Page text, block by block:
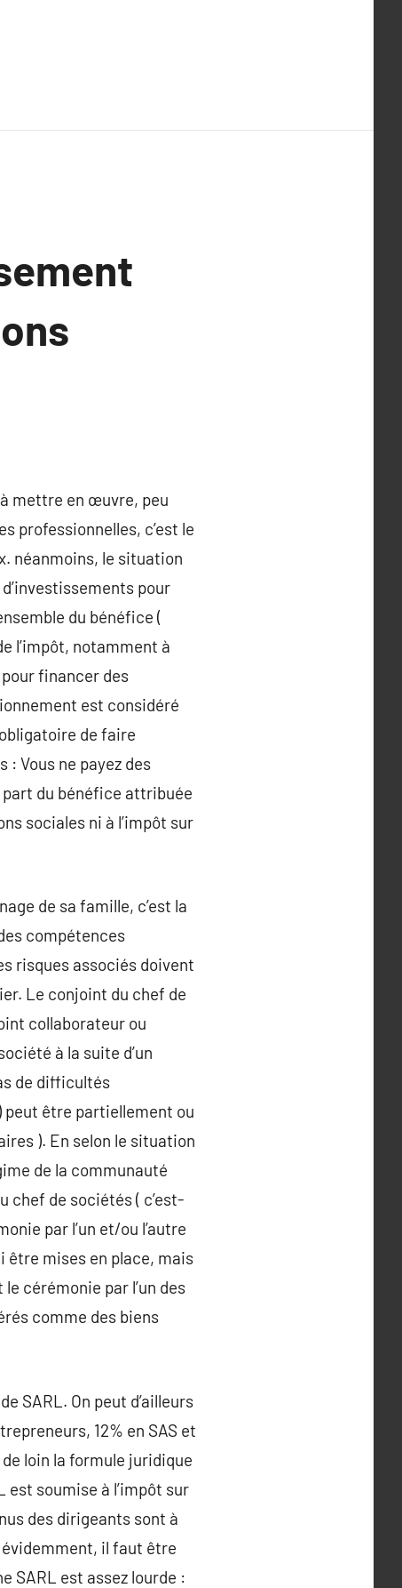
mettre en œuvre, peu
professionnelles, c’est le
néanmoins, le situation
pour
du bénéfice (
l’impôt, notamment à
financer des
est considéré
de faire
Vous ne payez des
du bénéfice attribuée
sociales ni à l’impôt sur
de sa famille, c’est la
compétences
risques associés doivent
Le conjoint du chef de
collaborateur ou
à la suite d’un
de difficultés
peut être partiellement ou
). En selon le situation
de la communauté
chef de sociétés ( c’est-
par l’un et/ou l’autre
être mises en place, mais
cérémonie par l’un des
comme des biens
SARL. On peut d’ailleurs
12% en SAS et
loin la formule juridique
est soumise à l’impôt sur
des dirigeants sont à
évidemment, il faut être
SARL est assez lourde :